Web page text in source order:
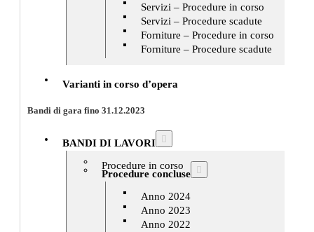
Servizi – Procedure in corso
Servizi – Procedure scadute
Forniture – Procedure in corso
Forniture – Procedure scadute
Varianti in corso d’opera
Bandi di gara fino 31.12.2023
BANDI DI LAVORI
Procedure in corso
Procedure concluse
Anno 2024
Anno 2023
Anno 2022